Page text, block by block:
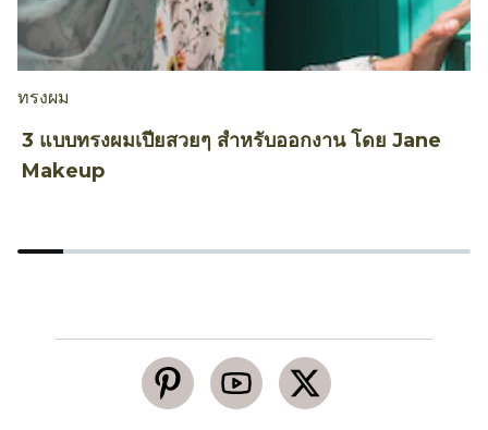
ทรงผม
3 แบบทรงผมเปียสวยๆ สำหรับออกงาน โดย Jane
Makeup